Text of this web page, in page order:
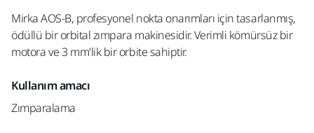
Mirka AOS-B, profesyonel nokta onarımları için tasarlanmış,
ödüllü bir orbital zımpara makinesidir. Verimli kömürsüz bir
motora ve 3 mm'lik bir orbite sahiptir.
Kullanım amacı
Zımparalama